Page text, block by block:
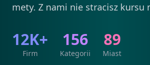
mety. Z nami nie stracisz kursu
12K+
Firm
156
Kategorii
89
Miast